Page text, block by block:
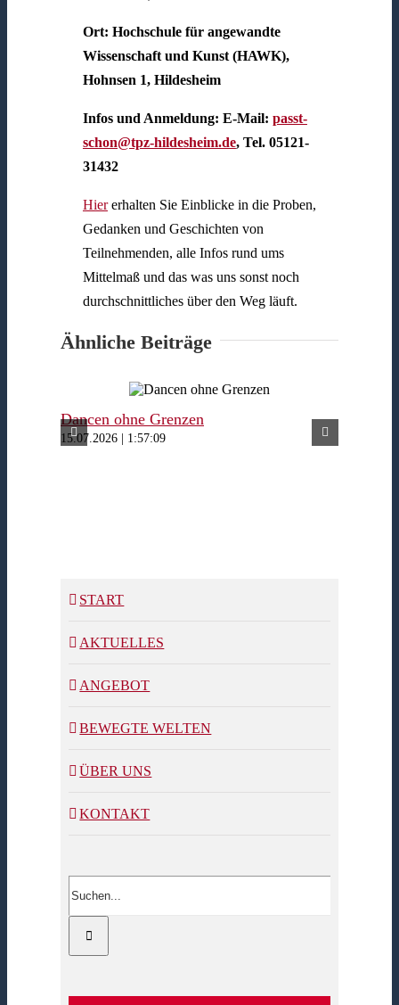
Ort: Hochschule für angewandte
Wissenschaft und Kunst (HAWK),
Hohnsen 1, Hildesheim
Infos und Anmeldung: E-Mail: passt-
schon@tpz-hildesheim.de, Tel. 05121-
31432
Hiererhalten Sie Einblicke in die Proben,
Gedanken und Geschichten von
Teilnehmenden, alle Infos rund ums
Mittelmaß und das was uns sonst noch
durchschnittliches über den Weg läuft.
Ähnliche Beiträge
Dancen ohne Grenzen
15.07.2026 | 1:57:09
START
AKTUELLES
ANGEBOT
BEWEGTE WELTEN
ÜBER UNS
KONTAKT